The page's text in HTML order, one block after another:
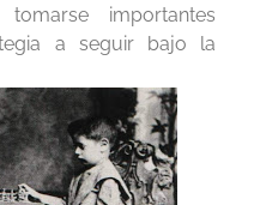
importantes
a seguir bajo la